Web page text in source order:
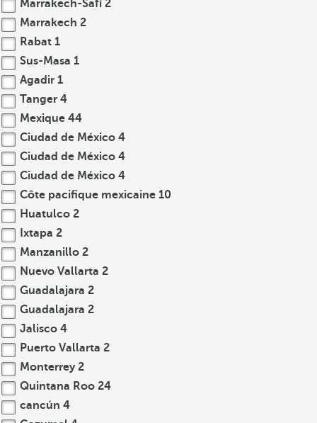
Marrakech-Safí 2
Marrakech 2
Rabat 1
Sus-Masa 1
Agadir 1
Tanger 4
Mexique 44
Ciudad de México 4
Ciudad de México 4
Ciudad de México 4
Côte pacifique mexicaine 10
Huatulco 2
Ixtapa 2
Manzanillo 2
Nuevo Vallarta 2
Guadalajara 2
Guadalajara 2
Jalisco 4
Puerto Vallarta 2
Monterrey 2
Quintana Roo 24
cancún 4